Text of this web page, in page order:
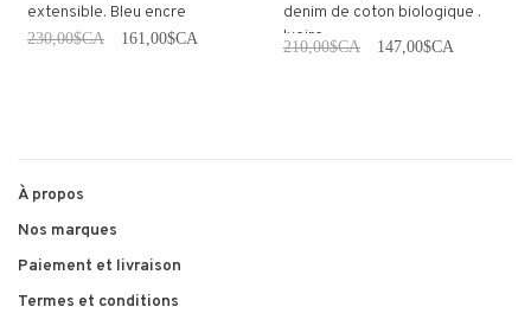
extensible. Bleu encre
230,00$CA 161,00$CA
denim de coton biologique .
Ivoire
210,00$CA 147,00$CA
À propos
Nos marques
Paiement et livraison
Termes et conditions